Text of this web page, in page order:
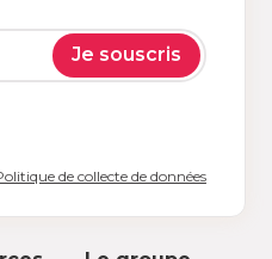
Je souscris
de collecte de données